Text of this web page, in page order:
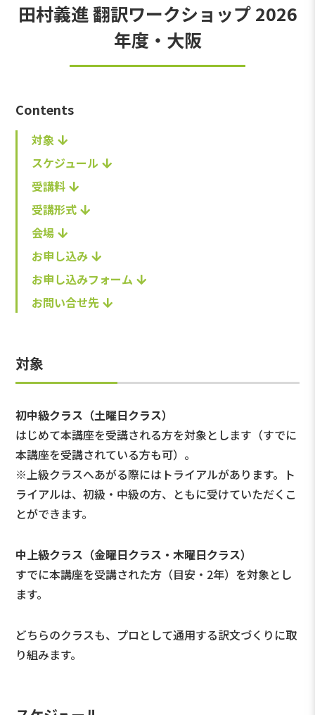
田村義進 翻訳ワークショップ 2026
年度・大阪
Contents
対象
スケジュール
受講料
受講形式
会場
お申し込み
お申し込みフォーム
お問い合せ先
対象
初中級クラス（土曜日クラス）
はじめて本講座を受講される方を対象とします（すでに
本講座を受講されている方も可）。
※上級クラスへあがる際にはトライアルがあります。ト
ライアルは、初級・中級の方、ともに受けていただくこ
とができます。
中上級クラス（金曜日クラス・木曜日クラス）
すでに本講座を受講された方（目安・2年）を対象とし
ます。
どちらのクラスも、プロとして通用する訳文づくりに取
り組みます。